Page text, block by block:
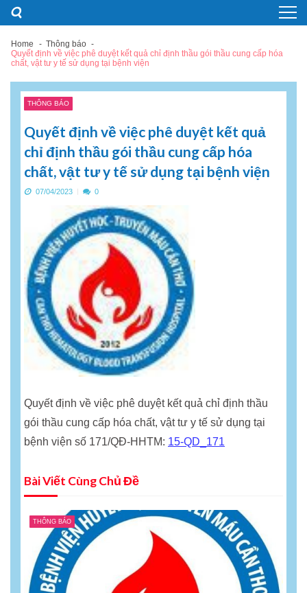
Skip
navigation
Skip
content
Home
Thông báo
Quyết định về việc phê duyệt kết quả chỉ định thầu gói thầu cung cấp hóa
chất, vật tư y tế sử dụng tại bệnh viện
THÔNG BÁO
Quyết định về việc phê duyệt kết quả
chỉ định thầu gói thầu cung cấp hóa
chất, vật tư y tế sử dụng tại bệnh viện
07/04/2023 0
Quyết định về việc phê duyệt kết quả chỉ định thầu
gói thầu cung cấp hóa chất, vật tư y tế sử dụng tại
bệnh viện số 171/QĐ-HHTM: 15-QD_171
Bài Viết Cùng Chủ Đề
THÔNG BÁO